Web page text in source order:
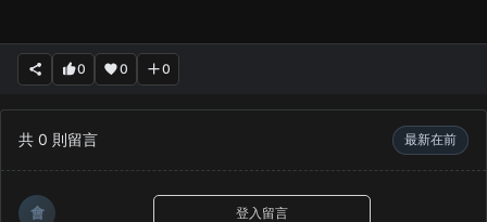
0 0 0
共 0 則留言 最新在前
會 登入留言